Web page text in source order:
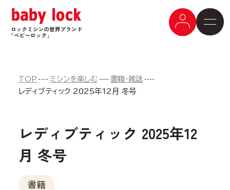
TOP ミシンを楽しむ
書籍・雑誌
レディブティック 2025年12月 冬号
レディブティック 2025年12
月 冬号
書籍